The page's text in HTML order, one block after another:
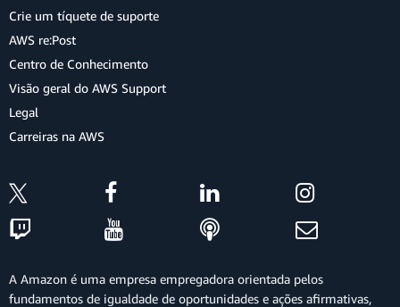
Crie um tíquete de suporte
AWS re:Post
Centro de Conhecimento
Visão geral do AWS Support
Legal
Carreiras na AWS
A Amazon é uma empresa empregadora orientada pelos
fundamentos de igualdade de oportunidades e ações afirmativas,